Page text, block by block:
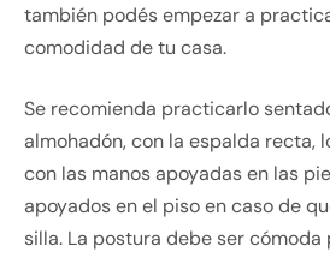
también podés empezar a
comodidad de tu casa.
Se recomienda practicarlo
almohadón, con la espalda recta,
con las manos apoyadas en las
apoyados en el piso en caso de
silla. La postura debe ser cómoda